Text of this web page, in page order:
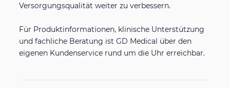
Versorgungsqualität weiter zu verbessern.
Für Produktinformationen, klinische Unterstützung
und fachliche Beratung ist GD Medical über den
eigenen Kundenservice rund um die Uhr erreichbar.